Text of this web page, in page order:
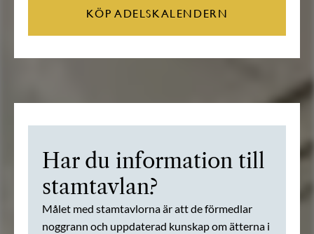
KÖP ADELSKALENDERN
Har du information till
stamtavlan?
Målet med stamtavlorna är att de förmedlar
noggrann och uppdaterad kunskap om ätterna i